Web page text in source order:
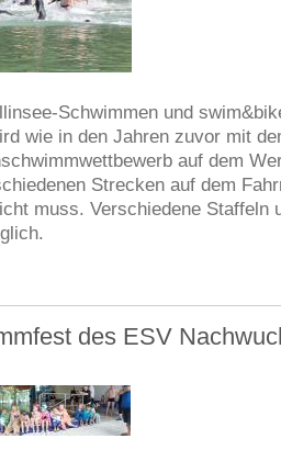
Schwimmen und
wie in den Jahren zuvor mit
auf dem
Strecken auf dem
muss. Verschiedene Staffeln
Schwimmen und swim&bike-cross 2026
des ESV